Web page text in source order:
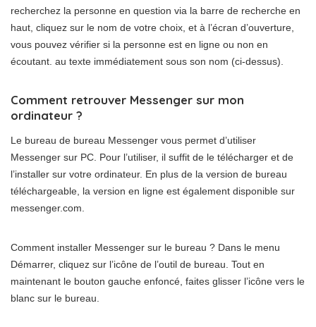
recherchez la personne en question via la barre de recherche en
haut, cliquez sur le nom de votre choix, et à l’écran d’ouverture,
vous pouvez vérifier si la personne est en ligne ou non en
écoutant. au texte immédiatement sous son nom (ci-dessus).
Comment retrouver Messenger sur mon
ordinateur ?
Le bureau de bureau Messenger vous permet d’utiliser
Messenger sur PC. Pour l’utiliser, il suffit de le télécharger et de
l’installer sur votre ordinateur. En plus de la version de bureau
téléchargeable, la version en ligne est également disponible sur
messenger.com.
Comment installer Messenger sur le bureau ? Dans le menu
Démarrer, cliquez sur l’icône de l’outil de bureau. Tout en
maintenant le bouton gauche enfoncé, faites glisser l’icône vers le
blanc sur le bureau.